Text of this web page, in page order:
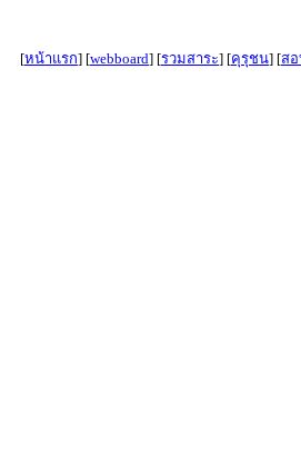
[หน้าแรก] [webboard] [รวมสาระ] [คุรุชน] [สอ